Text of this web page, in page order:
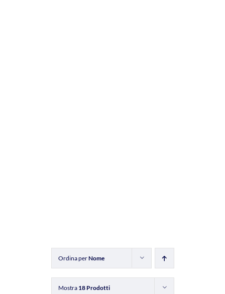
Ordina perNome
Mostra 18 Prodotti